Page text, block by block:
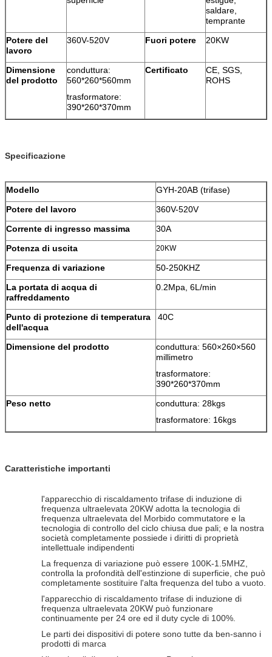
saldare,
temprante
Potere del
lavoro
360V-520V Fuori potere 20KW
Dimensione
del prodotto
conduttura:
560*260*560mm
trasformatore:
390*260*370mm
Certificato
CE, SGS,
ROHS
Specificazione
Modello
GYH-20AB (trifase)
Potere del lavoro
360V-520V
Corrente di ingresso massima
30A
Potenza di uscita
20KW
Frequenza di variazione
50-250KHZ
La portata di acqua di
raffreddamento
0.2Mpa, 6L/min
Punto di protezione di temperatura
dell'acqua
40C
Dimensione del prodotto
conduttura: 560×260×560
millimetro
trasformatore:
390*260*370mm
Peso netto
conduttura: 28kgs
trasformatore: 16kgs
Caratteristiche importanti
l'apparecchio di riscaldamento trifase di induzione di
frequenza ultraelevata 20KW adotta la tecnologia di
frequenza ultraelevata del Morbido commutatore e la
tecnologia di controllo del ciclo chiusa due pali; e la nostra
società completamente possiede i diritti di proprietà
intellettuale indipendenti
La frequenza di variazione può essere 100K-1.5MHZ,
controlla la profondità dell'estinzione di superficie, che può
completamente sostituire l'alta frequenza del tubo a vuoto.
l'apparecchio di riscaldamento trifase di induzione di
frequenza ultraelevata 20KW può funzionare
continuamente per 24 ore ed il duty cycle di 100%.
Le parti dei dispositivi di potere sono tutte da ben-sanno i
prodotti di marca